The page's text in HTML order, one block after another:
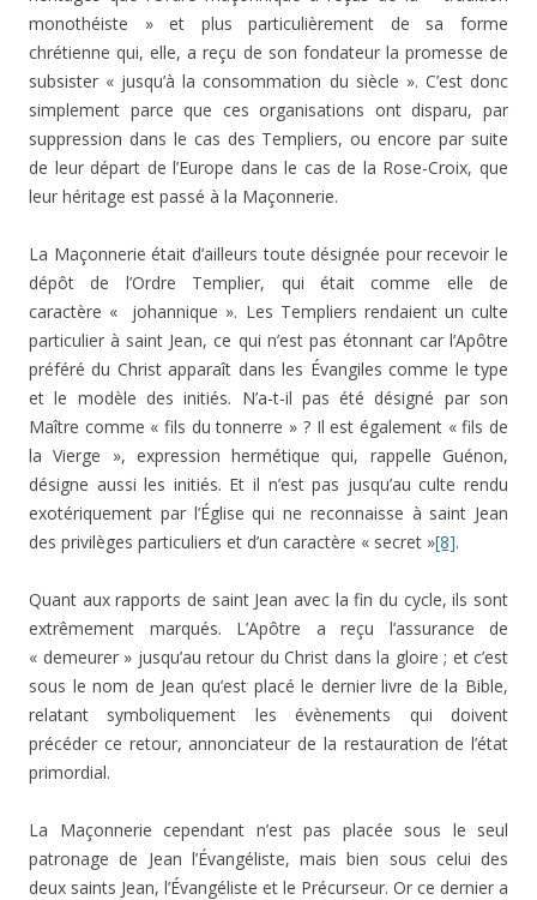
monothéiste » et plus particulièrement de sa forme
chrétienne qui, elle, a reçu de son fondateur la promesse de
subsister « jusqu’à la consommation du siècle ». C’est donc
simplement parce que ces organisations ont disparu, par
suppression dans le cas des Templiers, ou encore par suite
de leur départ de l’Europe dans le cas de la Rose-Croix, que
leur héritage est passé à la Maçonnerie.
La Maçonnerie était d’ailleurs toute désignée pour recevoir le
dépôt de l’Ordre Templier, qui était comme elle de
caractère « johannique ». Les Templiers rendaient un culte
particulier à saint Jean, ce qui n’est pas étonnant car l’Apôtre
préféré du Christ apparaît dans les Évangiles comme le type
et le modèle des initiés. N’a-t-il pas été désigné par son
Maître comme « fils du tonnerre » ? Il est également « fils de
la Vierge », expression hermétique qui, rappelle Guénon,
désigne aussi les initiés. Et il n’est pas jusqu’au culte rendu
exotériquement par l’Église qui ne reconnaisse à saint Jean
des privilèges particuliers et d’un caractère « secret »[8].
Quant aux rapports de saint Jean avec la fin du cycle, ils sont
extrêmement marqués. L’Apôtre a reçu l’assurance de
« demeurer » jusqu’au retour du Christ dans la gloire ; et c’est
sous le nom de Jean qu’est placé le dernier livre de la Bible,
relatant symboliquement les évènements qui doivent
précéder ce retour, annonciateur de la restauration de l’état
primordial.
La Maçonnerie cependant n’est pas placée sous le seul
patronage de Jean l’Évangéliste, mais bien sous celui des
deux saints Jean, l’Évangéliste et le Précurseur. Or ce dernier a